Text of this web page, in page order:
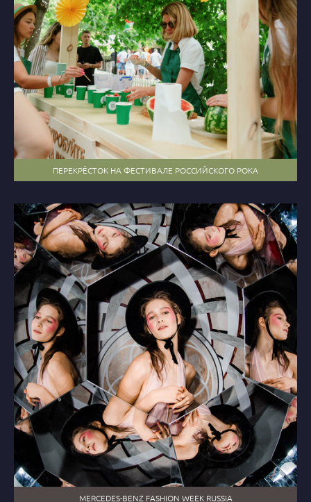
ПЕРЕКРЁСТОК НА ФЕСТИВАЛЕ РОССИЙСКОГО РОКА
MERCEDES-BENZ FASHION WEEK RUSSIA